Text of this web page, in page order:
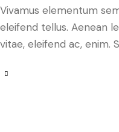
Vivamus elementum
eleifend tellus. Aenean
vitae, eleifend ac, enim.